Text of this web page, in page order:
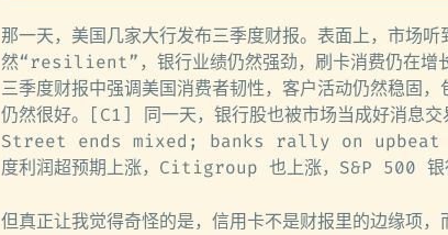
那一天，美国几家大行发布三季度财报。表面上，市场
然“resilient”，银行业绩仍然强劲，刷卡消费仍在增
三季度财报中强调美国消费者韧性，客户活动仍然稳固
仍然很好。[C1] 同一天，银行股也被市场当成好消息
Street ends mixed; banks rally on upbeat
度利润超预期上涨，Citigroup 也上涨，S&P 500 银
但真正让我觉得奇怪的是，信用卡不是财报里的边缘项，